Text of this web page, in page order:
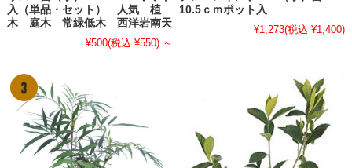
入（単品・セット） 人気 植
木 庭木 常緑低木 西洋岩南天
¥500(税込 ¥550) ～
10.5ｃｍポット入
¥1,273(税込 ¥1,400)